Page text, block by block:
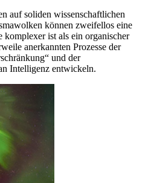
auf soliden wissenschaftlichen
können zweifellos eine
ist als ein organischer
anerkannten Prozesse der
und der
Intelligenz entwickeln.